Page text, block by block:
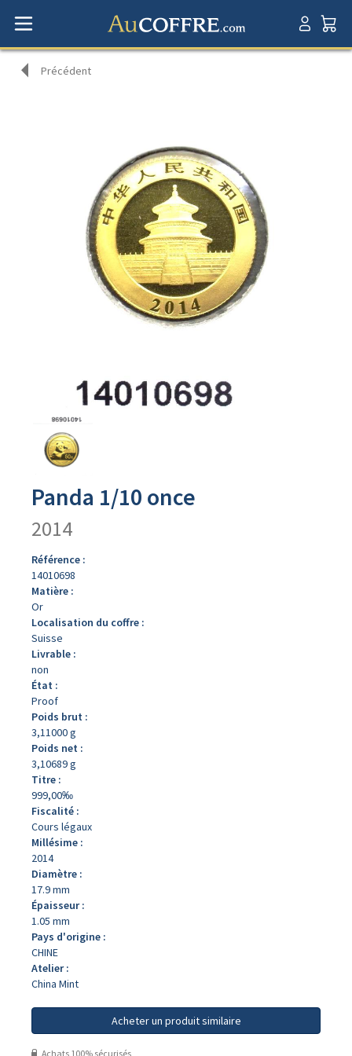
Précédent
produit
Panda 1/10 once
2014
Référence :
14010698
Matière :
Or
Localisation du coffre :
Suisse
Livrable :
non
État :
Proof
Poids brut :
3,11000 g
Poids net :
3,10689 g
Titre :
999,00‰
Fiscalité :
Cours légaux
Millésime :
2014
Diamètre :
17.9 mm
Épaisseur :
1.05 mm
Pays d'origine :
CHINE
Atelier :
China Mint
Acheter un produit similaire
Achats 100% sécurisés